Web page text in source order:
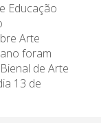
Educação
Arte
foram
de Arte
13 de